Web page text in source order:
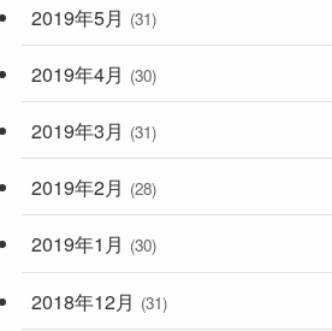
2019年5月 (31)
2019年4月 (30)
2019年3月 (31)
2019年2月 (28)
2019年1月 (30)
2018年12月 (31)